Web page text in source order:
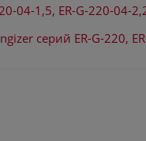
04-1,5, ER-G-220-04-
серий ER-G-220,